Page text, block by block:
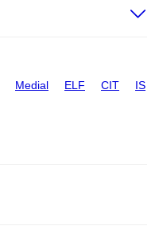
Medial ELF CIT IS